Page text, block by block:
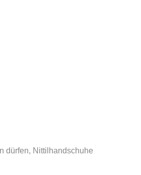
dürfen, Nittilhandschuhe